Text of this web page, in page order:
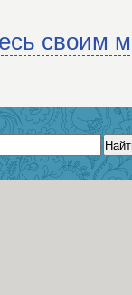
своим